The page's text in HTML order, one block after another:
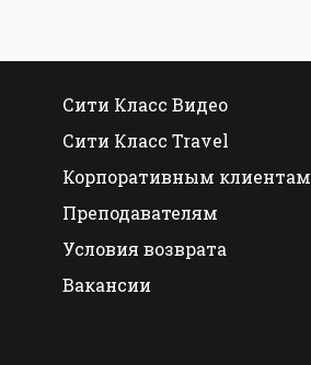
Сити Класс Видео
Сити Класс Travel
Корпоративным клиентам
Преподавателям
Условия возврата
Вакансии